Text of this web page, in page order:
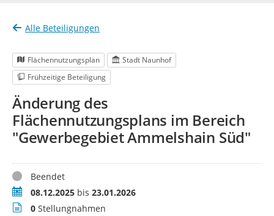
Alle Beteiligungen
Flächennutzungsplan
Stadt Naunhof
Frühzeitige Beteiligung
Änderung des
Flächennutzungsplans im Bereich
"Gewerbegebiet Ammelshain Süd"
StatusBeendet
Zeitraum08.12.2025 bis 23.01.2026
Stellungnahmen
0 Stellungnahmen